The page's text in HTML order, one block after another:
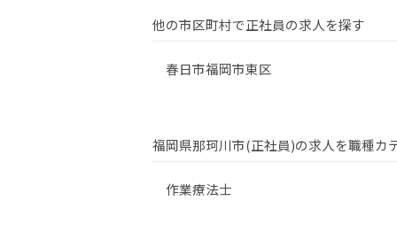
他の市区町村で正社員の求人を探す
春日市福岡市東区
福岡県那珂川市(正社員)の求人を職種カ
作業療法士